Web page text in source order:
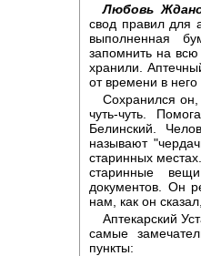
Любовь
свод правил для
выполненная
запомнить на
хранили.
от времени в
Сохранился
чуть-чуть.
Белинский.
называют
старинных
старинные
документов. Он
нам, как он
Аптекарский
самые
пункты: